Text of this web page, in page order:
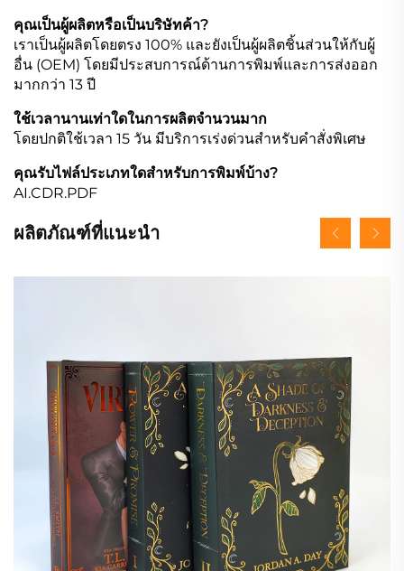
คุณเป็นผู้ผลิตหรือเป็นบริษัทค้า?
เราเป็นผู้ผลิตโดยตรง 100% และยังเป็นผู้ผลิตชิ้นส่วนให้กับผู้
อื่น (OEM) โดยมีประสบการณ์ด้านการพิมพ์และการส่งออก
มากกว่า 13 ปี
ใช้เวลานานเท่าใดในการผลิตจำนวนมาก
โดยปกติใช้เวลา 15 วัน มีบริการเร่งด่วนสำหรับคำสั่งพิเศษ
คุณรับไฟล์ประเภทใดสำหรับการพิมพ์บ้าง?
AI.CDR.PDF
ผลิตภัณฑ์ที่แนะนำ